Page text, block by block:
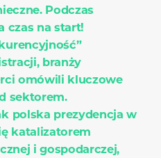
Podczas
czas na start!
branży
omówili kluczowe
sektorem.
polska prezydencja w
katalizatorem
i gospodarczej,